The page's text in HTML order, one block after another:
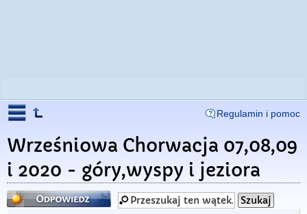
Regulamin i pomoc
Wrześniowa Chorwacja 07,08,09
i 2020 - góry,wyspy i jeziora
Odpowiedz